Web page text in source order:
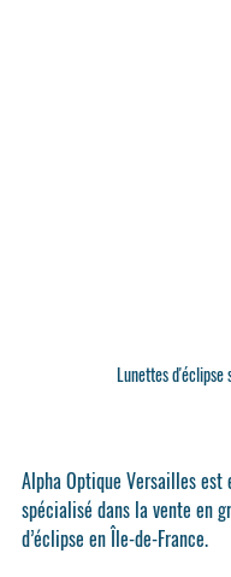
Lunettes d'éclipse
Alpha Optique Versailles est
spécialisé dans la vente en
d’éclipse en Île-de-France.